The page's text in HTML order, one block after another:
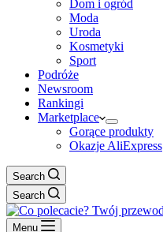
Dom i ogród
Moda
Uroda
Kosmetyki
Sport
Podróże
Newsroom
Rankingi
Marketplace
Gorące produkty
Okazje AliExpress
Search
Search
Menu